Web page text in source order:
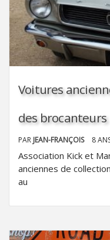
Voitures
des brocanteurs
PAR JEAN-FRANÇOIS 8
Association Kick et
anciennes de
au